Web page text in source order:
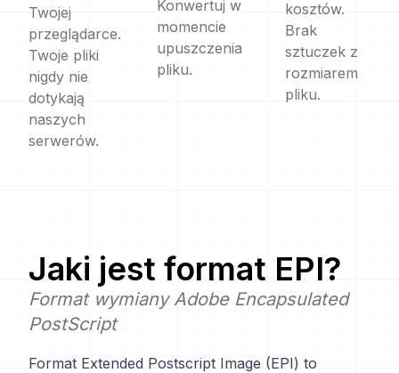
Twojej
przeglądarce.
Twoje pliki
nigdy nie
dotykają
naszych
serwerów.
Konwertuj w
momencie
upuszczenia
pliku.
kosztów.
Brak
sztuczek z
rozmiarem
pliku.
Jaki jest format EPI?
Format wymiany Adobe Encapsulated
PostScript
Format Extended Postscript Image (EPI) to